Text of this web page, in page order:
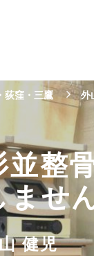
荻窪・三鷹 外
並整
ませ
健児